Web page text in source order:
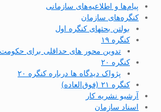
پیام‌ها و اطلاعیه‌های سازمانی
کنگره‌های سازمان
بولتن بحثهای کنگره اول
کنگره ۱۹
تدوین محور های حداقلی برای حکومت
کنگره ۲۰
پژواک دیدگاه ها درباره کنگره ۲۰
کنگره ۲۱ (فوق‌العاده)
آرشیو نشریه کار
اسناد سازمان